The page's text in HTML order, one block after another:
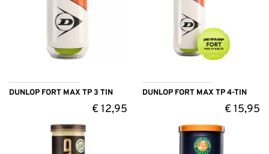
DUNLOP FORT MAX TP 3 TIN
€12,95
DUNLOP FORT MAX TP 4-TIN
€15,95